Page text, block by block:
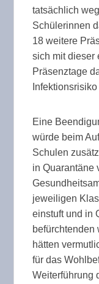
tatsächlich
Schülerinnen
18 weitere
sich mit dieser
Präsenztage
Eine
würde beim
Schulen
in Quarantäne
jeweiligen
einstuft und in
befürchtenden
hätten
für das
Weiterführung